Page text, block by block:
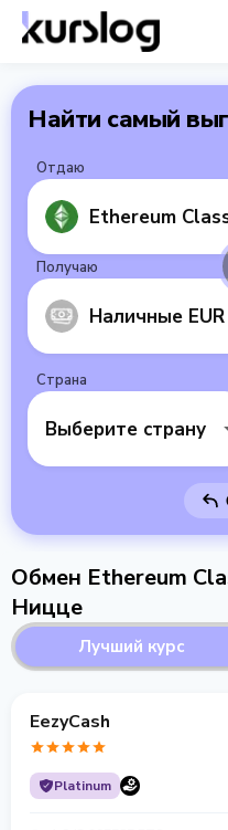
Найти самый
Отдаю
Ethereum
Получаю
Наличные EUR
Страна
Выберите страну
Обмен Ethereum
Ницце
Лучший курс
EezyCash
Platinum